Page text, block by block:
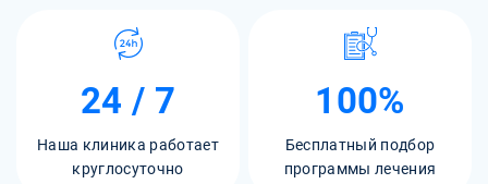
24 / 7
Наша клиника работает
круглосуточно
100%
Бесплатный подбор
программы лечения